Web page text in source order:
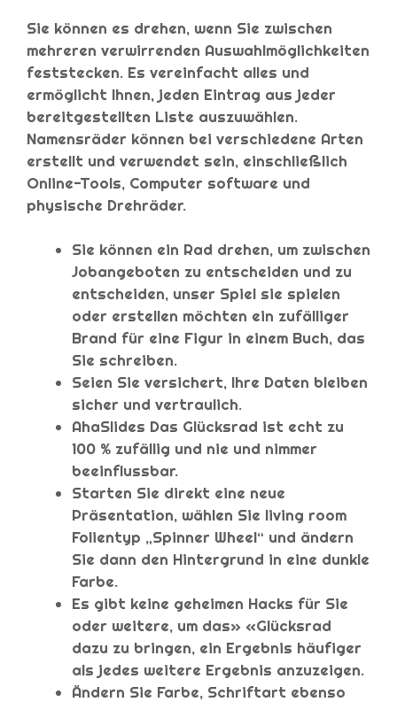
Sie können es drehen, wenn Sie zwischen
mehreren verwirrenden Auswahlmöglichkeiten
feststecken. Es vereinfacht alles und
ermöglicht Ihnen, jeden Eintrag aus jeder
bereitgestellten Liste auszuwählen.
Namensräder können bei verschiedene Arten
erstellt und verwendet sein, einschließlich
Online-Tools, Computer software und
physische Drehräder.
Sie können ein Rad drehen, um zwischen
Jobangeboten zu entscheiden und zu
entscheiden, unser Spiel sie spielen
oder erstellen möchten ein zufälliger
Brand für eine Figur in einem Buch, das
Sie schreiben.
Seien Sie versichert, Ihre Daten bleiben
sicher und vertraulich.
AhaSlides Das Glücksrad ist echt zu
100 % zufällig und nie und nimmer
beeinflussbar.
Starten Sie direkt eine neue
Präsentation, wählen Sie living room
Folientyp „Spinner Wheel“ und ändern
Sie dann den Hintergrund in eine dunkle
Farbe.
Es gibt keine geheimen Hacks für Sie
oder weitere, um das» «Glücksrad
dazu zu bringen, ein Ergebnis häufiger
als jedes weitere Ergebnis anzuzeigen.
Ändern Sie Farbe, Schriftart ebenso